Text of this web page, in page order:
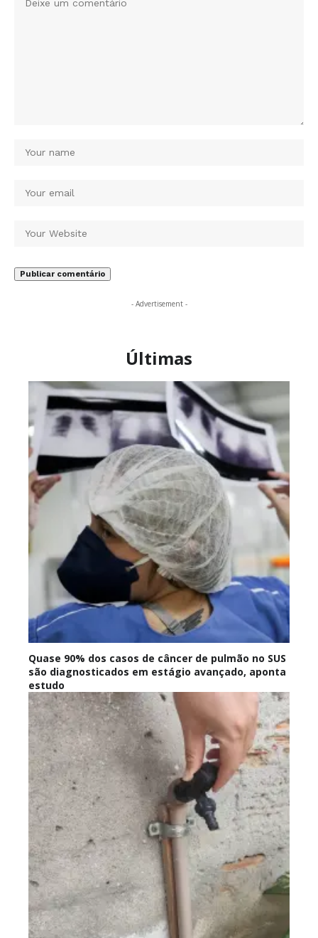
- Advertisement -
Últimas
Quase 90% dos casos de câncer de pulmão no SUS
são diagnosticados em estágio avançado, aponta
estudo